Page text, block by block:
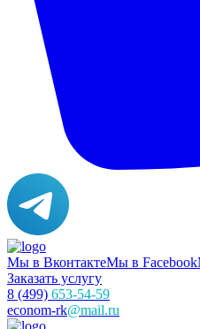
Мы в ВконтактеМы в Facebook
Заказать услугу
8 (499) 653-54-59
econom-rk@mail.ru